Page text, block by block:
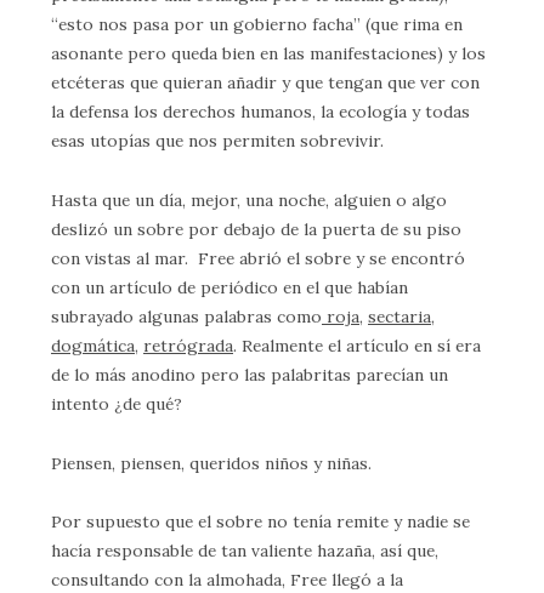
“esto nos pasa por un gobierno facha” (que rima en
asonante pero queda bien en las manifestaciones) y los
etcéteras que quieran añadir y que tengan que ver con
la defensa los derechos humanos, la ecología y todas
esas utopías que nos permiten sobrevivir.
Hasta que un día, mejor, una noche, alguien o algo
deslizó un sobre por debajo de la puerta de su piso
con vistas al mar. Free abrió el sobre y se encontró
con un artículo de periódico en el que habían
subrayado algunas palabras como roja, sectaria,
dogmática, retrógrada. Realmente el artículo en sí era
de lo más anodino pero las palabritas parecían un
intento ¿de qué?
Piensen, piensen, queridos niños y niñas.
Por supuesto que el sobre no tenía remite y nadie se
hacía responsable de tan valiente hazaña, así que,
consultando con la almohada, Free llegó a la